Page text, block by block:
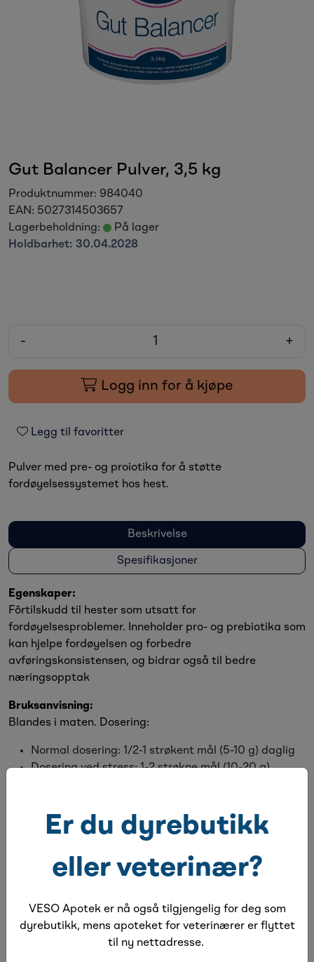
Gut Balancer Pulver, 3,5 kg
Produktnummer: 984040
EAN: 5027314503657
Lagerbeholdning:
På lager
Holdbarhet: 30.04.2028
- +
Logg inn for å kjøpe
Legg til favoritter
Pulver med pre- og proiotika for å støtte
fordøyelsessystemet hos hest.
Beskrivelse
Spesifikasjoner
Egenskaper:
Fôrtilskudd til hester som utsatt for
fordøyelsesproblemer. Inneholder pro- og prebiotika som
kan hjelpe fordøyelsen og forbedre
avføringskonsistensen, og bidrar også til bedre
næringsopptak
Bruksanvisning:
Blandes i maten. Dosering:
Normal dosering: 1/2-1 strøkent mål (5-10 g) daglig
Dosering ved stress: 1-2 strøkne mål (10-20 g)
Innhold:
Alfalfamel, Preplex prebiotika (frukto-oligosakkarid),
Alternative produkter
Er du dyrebutikk
eller veterinær?
VESO Apotek er nå også tilgjengelig for deg som
dyrebutikk, mens apoteket for veterinærer er flyttet
til ny nettadresse.